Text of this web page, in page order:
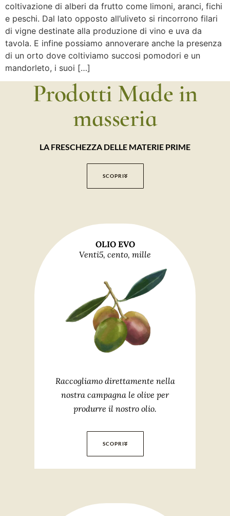
coltivazione di alberi da frutto come limoni, aranci, fichi
e peschi. Dal lato opposto all’uliveto si rincorrono filari
di vigne destinate alla produzione di vino e uva da
tavola. E infine possiamo annoverare anche la presenza
di un orto dove coltiviamo succosi pomodori e un
mandorleto, i suoi […]
Prodotti Made in
masseria
LA FRESCHEZZA DELLE MATERIE PRIME
SCOPRI
OLIO EVO
Venti5, cento, mille
Raccogliamo direttamente nella
nostra campagna le olive per
produrre il nostro olio.
SCOPRI